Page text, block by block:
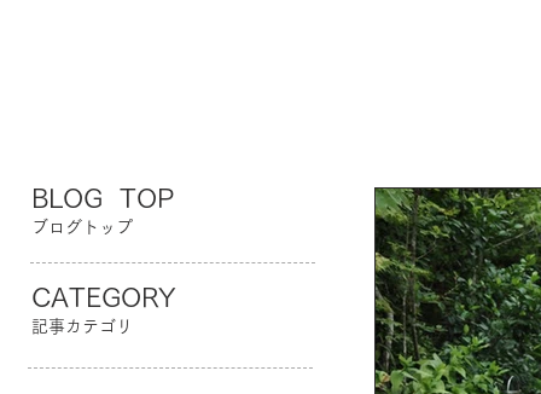
BLOG TOP
ブログトップ
CATEGORY
記事カテゴリ